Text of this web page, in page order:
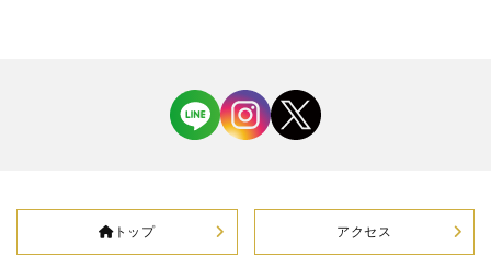
トップ アクセス